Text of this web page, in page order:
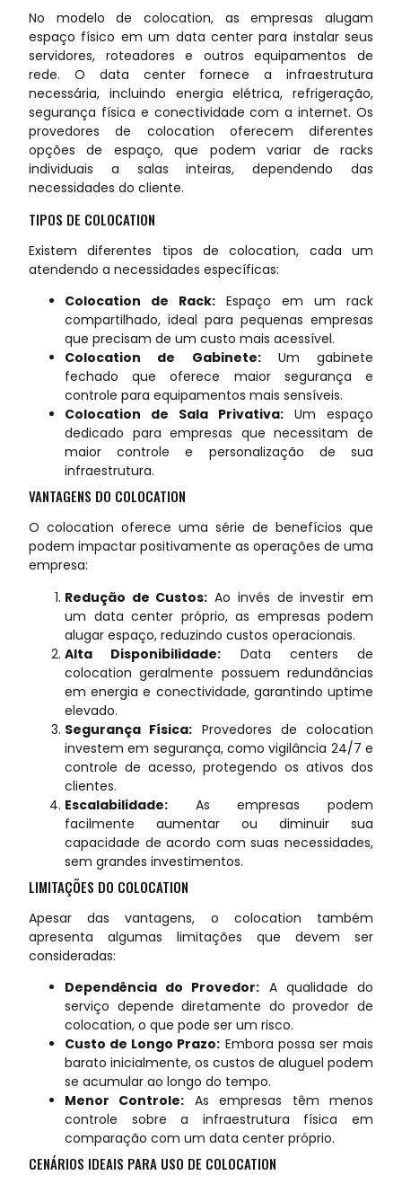
No modelo de colocation, as empresas alugam
espaço físico em um data center para instalar seus
servidores, roteadores e outros equipamentos de
rede. O data center fornece a infraestrutura
necessária, incluindo energia elétrica, refrigeração,
segurança física e conectividade com a internet. Os
provedores de colocation oferecem diferentes
opções de espaço, que podem variar de racks
individuais a salas inteiras, dependendo das
necessidades do cliente.
TIPOS DE COLOCATION
Existem diferentes tipos de colocation, cada um
atendendo a necessidades específicas:
Colocation de Rack: Espaço em um rack
compartilhado, ideal para pequenas empresas
que precisam de um custo mais acessível.
Colocation de Gabinete:Um gabinete
fechado que oferece maior segurança e
controle para equipamentos mais sensíveis.
Colocation de Sala Privativa: Um espaço
dedicado para empresas que necessitam de
maior controle e personalização de sua
infraestrutura.
VANTAGENS DO COLOCATION
O colocation oferece uma série de benefícios que
podem impactar positivamente as operações de uma
empresa:
Redução de Custos: Ao invés de investir em
um data center próprio, as empresas podem
alugar espaço, reduzindo custos operacionais.
Alta Disponibilidade: Data centers de
colocation geralmente possuem redundâncias
em energia e conectividade, garantindo uptime
elevado.
Segurança Física: Provedores de colocation
investem em segurança, como vigilância 24/7 e
controle de acesso, protegendo os ativos dos
clientes.
Escalabilidade: As empresas podem
facilmente aumentar ou diminuir sua
capacidade de acordo com suas necessidades,
sem grandes investimentos.
LIMITAÇÕES DO COLOCATION
Apesar das vantagens, o colocation também
apresenta algumas limitações que devem ser
consideradas:
Dependência do Provedor: A qualidade do
serviço depende diretamente do provedor de
colocation, o que pode ser um risco.
Custo de Longo Prazo: Embora possa ser mais
barato inicialmente, os custos de aluguel podem
se acumular ao longo do tempo.
Menor Controle: As empresas têm menos
controle sobre a infraestrutura física em
comparação com um data center próprio.
CENÁRIOS IDEAIS PARA USO DE COLOCATION